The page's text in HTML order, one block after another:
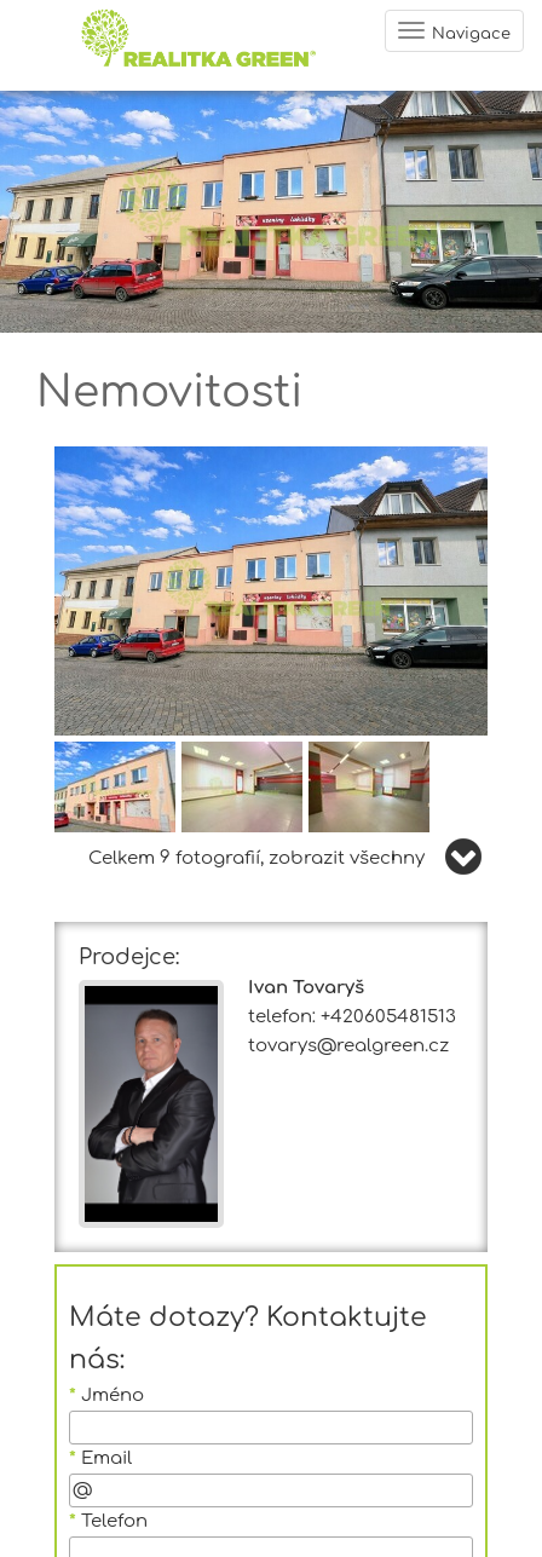
Navigace
Nemovitosti
Celkem 9 fotografií, zobrazit všechny
Prodejce:
Ivan Tovaryš
telefon: +420605481513
tovarys@realgreen.cz
Máte dotazy? Kontaktujte
nás:
* Jméno
* Email
* Telefon